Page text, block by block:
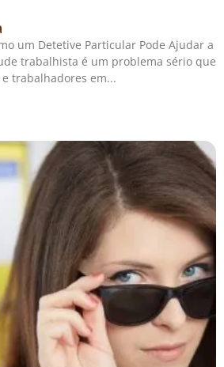
um Detetive Particular Pode Ajudar a
trabalhista é um problema sério que
trabalhadores em